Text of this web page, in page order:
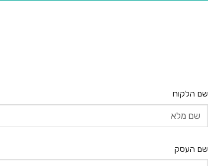
שם הלקוח
שם העסק